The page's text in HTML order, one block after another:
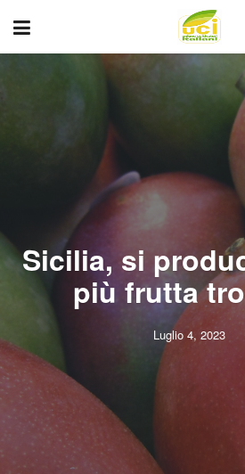
Sicilia, si
più frutta
Luglio 4, 2023